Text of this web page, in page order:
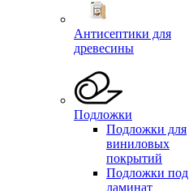
Антисептики для
древесины
Подложки
Подложки для
виниловых
покрытий
Подложки под
ламинат